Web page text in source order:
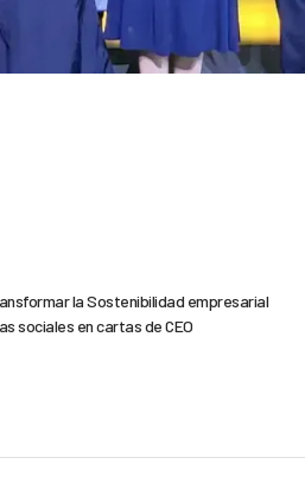
la Sostenibilidad empresarial
sociales en cartas de CEO